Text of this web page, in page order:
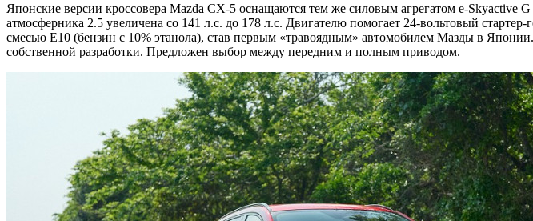
Японские версии кроссовера Mazda CX-5 оснащаются тем же силовым агрегатом e-Skyactive
атмосферника 2.5 увеличена со 141 л.с. до 178 л.с. Двигателю помогает 24-вольтовый
смесью E10 (бензин с 10% этанола), став первым «травоядным» автомобилем Мазды в
собственной разработки. Предложен выбор между передним и полным приводом.